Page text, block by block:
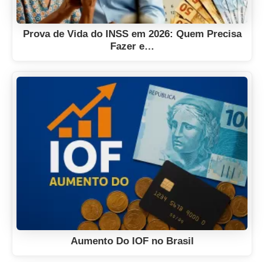
Prova de Vida do INSS em 2026: Quem Precisa
Fazer e…
Aumento Do IOF no Brasil